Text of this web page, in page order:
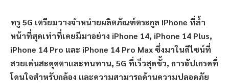
ทรู5G เตรียมวางจำหน่ายผลิตภัณฑ์ตระกูล iPhone ที่ล้ำ
หน้าที่สุดเท่าที่เคยมีมาอย่าง iPhone 14, iPhone 14 Plus,
iPhone 14 Pro และ iPhone 14 Pro Max ซึ่งมาในดีไซน์ที่
สวยเด่นสะดุดตาและทนทาน, 5G ที่เร็วสุดขั้ว, การอัปเกรดที่
โดนใจสำหรับกล้อง และความสามารถด้านความปลอดภัย